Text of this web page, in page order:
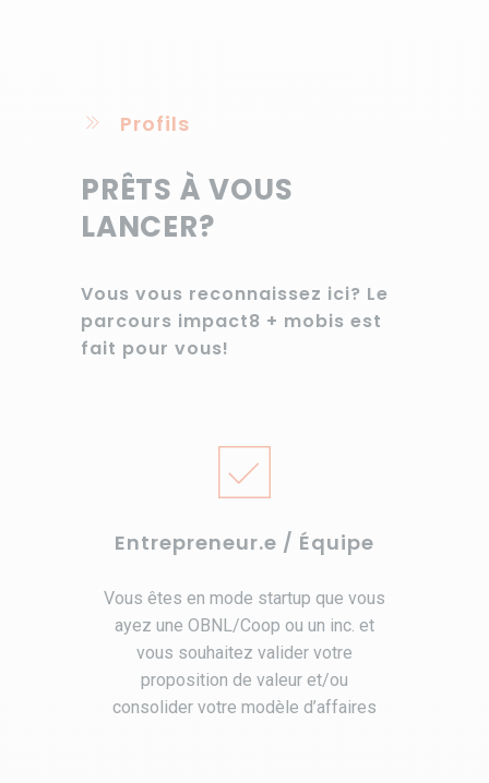
Profils
PRÊTS À VOUS
LANCER?
Vous vous reconnaissez ici? Le
parcours impact8 + mobis est
fait pour vous!
Entrepreneur.e / Équipe
Vous êtes en mode startup que vous
ayez une OBNL/Coop ou un inc. et
vous souhaitez valider votre
proposition de valeur et/ou
consolider votre modèle d’affaires